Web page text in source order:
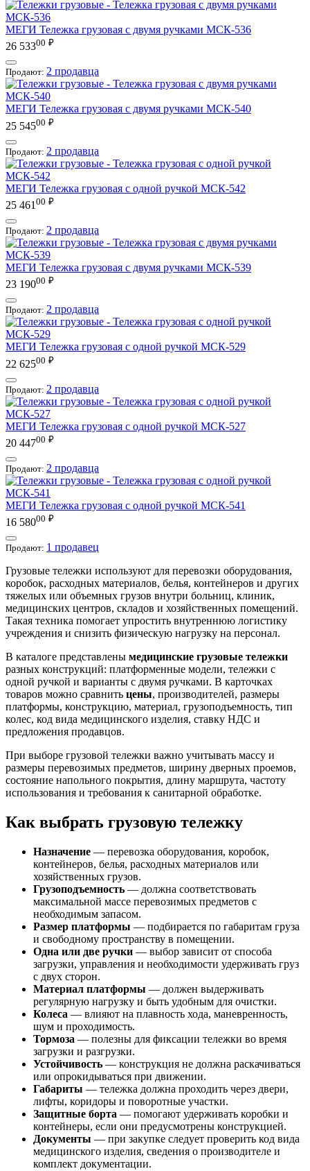
МЕГИ Тележка грузовая с двумя ручками МСК-536
26 53300 ₽
Продают: 2 продавца
МЕГИ Тележка грузовая с двумя ручками МСК-540
25 54500 ₽
Продают: 2 продавца
МЕГИ Тележка грузовая с одной ручкой МСК-542
25 461 00 ₽
Продают: 2 продавца
МЕГИ Тележка грузовая с двумя ручками МСК-539
23 19000 ₽
Продают: 2 продавца
МЕГИ Тележка грузовая с одной ручкой МСК-529
22 62500 ₽
Продают: 2 продавца
МЕГИ Тележка грузовая с одной ручкой МСК-527
20 44700 ₽
Продают: 2 продавца
МЕГИ Тележка грузовая с одной ручкой МСК-541
16 58000 ₽
Продают: 1 продавец
Грузовые тележки используют для перевозки оборудования,
коробок, расходных материалов, белья, контейнеров и других
тяжелых или объемных грузов внутри больниц, клиник,
медицинских центров, складов и хозяйственных помещений.
Такая техника помогает упростить внутреннюю логистику
учреждения и снизить физическую нагрузку на персонал.
В каталоге представлены медицинские грузовые тележки
разных конструкций: платформенные модели, тележки с
одной ручкой и варианты с двумя ручками. В карточках
товаров можно сравнить цены, производителей, размеры
платформы, конструкцию, материал, грузоподъемность, тип
колес, код вида медицинского изделия, ставку НДС и
предложения продавцов.
При выборе грузовой тележки важно учитывать массу и
размеры перевозимых предметов, ширину дверных проемов,
состояние напольного покрытия, длину маршрута, частоту
использования и требования к санитарной обработке.
Как выбрать грузовую тележку
Назначение — перевозка оборудования, коробок,
контейнеров, белья, расходных материалов или
хозяйственных грузов.
Грузоподъемность — должна соответствовать
максимальной массе перевозимых предметов с
необходимым запасом.
Размер платформы — подбирается по габаритам груза
и свободному пространству в помещении.
Одна или две ручки — выбор зависит от способа
загрузки, управления и необходимости удерживать груз
с двух сторон.
Материал платформы — должен выдерживать
регулярную нагрузку и быть удобным для очистки.
Колеса — влияют на плавность хода, маневренность,
шум и проходимость.
Тормоза — полезны для фиксации тележки во время
загрузки и разгрузки.
Устойчивость — конструкция не должна раскачиваться
или опрокидываться при движении.
Габариты — тележка должна проходить через двери,
лифты, коридоры и поворотные участки.
Защитные борта — помогают удерживать коробки и
контейнеры, если они предусмотрены конструкцией.
Документы — при закупке следует проверить код вида
медицинского изделия, сведения о производителе и
комплект документации.